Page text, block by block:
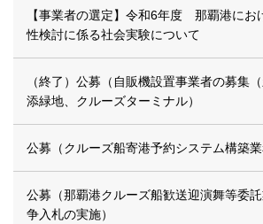
【事業者の選定】令和6年度 那覇港にお
性検討に係る社会実験について
（終了）公募（自販機設置事業者の募集
添緑地、クルーズターミナル）
公募（クルーズ船寄港予約システム構築業
公募（那覇港クルーズ船歓送迎演舞等委
争入札の実施）